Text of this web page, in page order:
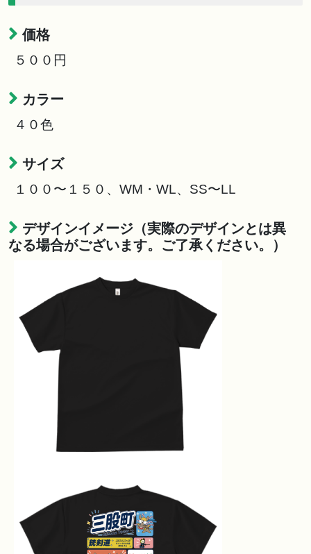
価格
５００円
カラー
４０色
サイズ
１００〜１５０、WM・WL、SS〜LL
デザインイメージ（実際のデザインとは異
なる場合がございます。ご了承ください。）